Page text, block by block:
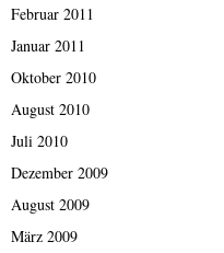
Februar 2011
Januar 2011
Oktober 2010
August 2010
Juli 2010
Dezember 2009
August 2009
März 2009